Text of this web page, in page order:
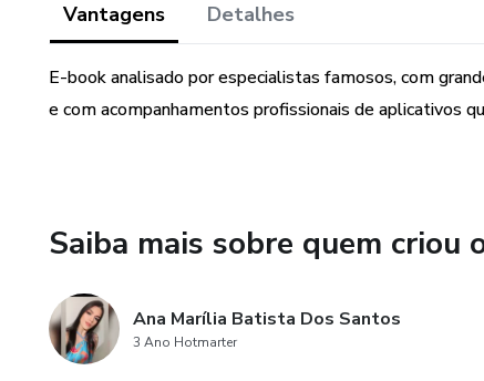
Vantagens Detalhes
E-book analisado por especialistas famosos, com
e com acompanhamentos profissionais de aplicativos
Saiba mais sobre quem criou
Ana Marília Batista Dos Santos
3 Ano Hotmarter